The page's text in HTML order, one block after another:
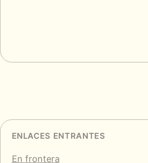
ENLACES ENTRANTES
En frontera